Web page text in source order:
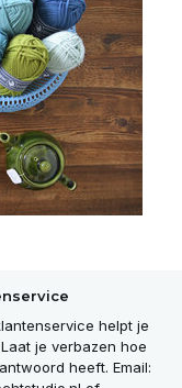
helpt je
je verbazen hoe
heeft. Email: